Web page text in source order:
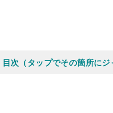
目次（タップでその箇所にジ